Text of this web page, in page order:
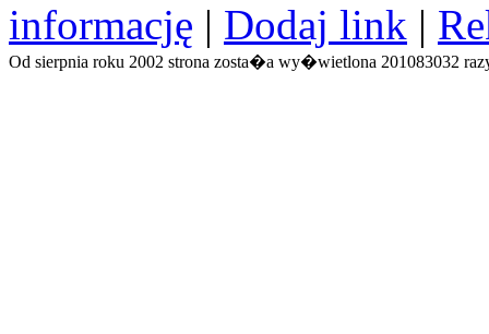
informację | Dodaj link |
Od sierpnia roku 2002 strona zosta�a wy�wietlona 201083032